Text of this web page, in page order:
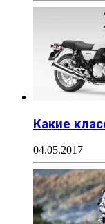
Какие
04.05.2017